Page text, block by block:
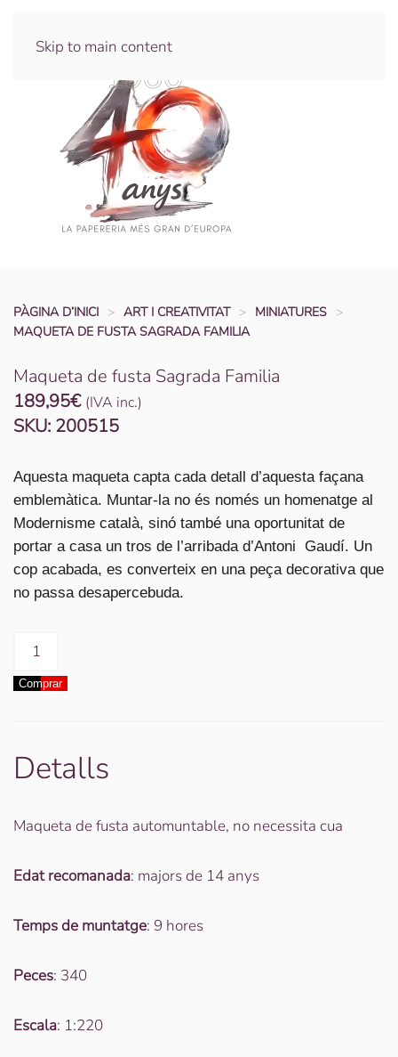
Skip to main content
PÀGINA D’INICI ART I CREATIVITAT
MINIATURES
MAQUETA DE FUSTA SAGRADA FAMILIA
Maqueta de fusta Sagrada Familia
189,95€ (IVA inc.)
SKU: 200515
Aquesta maqueta capta cada detall d’aquesta façana
emblemàtica. Muntar-la no és només un homenatge al
Modernisme català, sinó també una oportunitat de
portar a casa un tros de l’arribada d’Antoni Gaudí. Un
cop acabada, es converteix en una peça decorativa que
no passa desapercebuda.
quantitat
Maqueta
Sagrada
Familia
Comprar
Detalls
Maqueta de fusta automuntable, no necessita cua
Edat recomanada: majors de 14 anys
Temps de muntatge: 9 hores
Peces: 340
Escala: 1:220